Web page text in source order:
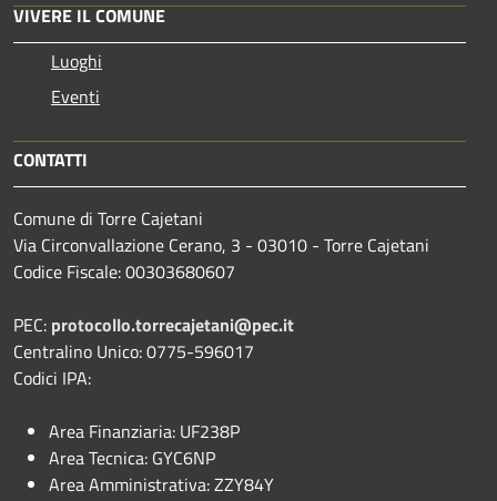
VIVERE IL COMUNE
Luoghi
Eventi
CONTATTI
Comune di Torre Cajetani
Via Circonvallazione Cerano, 3 - 03010 - Torre Cajetani
Codice Fiscale: 00303680607
PEC: protocollo.torrecajetani@pec.it
Centralino Unico: 0775-596017
Codici IPA:
Area Finanziaria: UF238P
Area Tecnica: GYC6NP
Area Amministrativa: ZZY84Y